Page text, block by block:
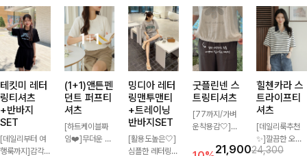
테킷미 레터
링티셔츠
+반바지
SET
[데일리부터 여
행룩까지]감각
(1+1)앤튼펜
던트 퍼프티
셔츠
[하트케이블짜
임❤️]무더운 여
밍디아 레터
링맨투맨티
+트레이닝
반바지SET
[활용도높은🤍]
심플한 레터링
굿플린넨 스
트링티셔츠
[77까지/가벼
운착용감🤍]린
럴한 플라워 프
21,90024,300
힐첸카라 스
트라이프티
셔츠
[데일리룩추천
✨]깔끔한 오픈
카라넥과 조화로